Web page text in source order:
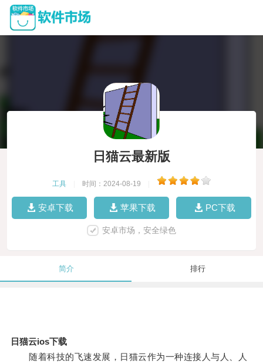
日猫云最新版
工具 时间：2024-08-19
安卓下载 苹果下载 PC下载
安卓市场，安全绿色
简介 排行
日猫云ios下载
随着科技的飞速发展，日猫云作为一种连接人与人、人